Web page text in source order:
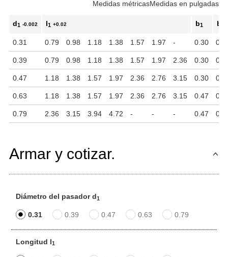
Medidas métricasMedidas en pulgadas
d1 -0.002 l1 +0.02 b1 b
0.31 0.79 0.98 1.18 1.38 1.57 1.97 - 0.30
0.39 0.79 0.98 1.18 1.38 1.57 1.97 2.36 0.30
0.47 1.18 1.38 1.57 1.97 2.36 2.76 3.15 0.30
0.63 1.18 1.38 1.57 1.97 2.36 2.76 3.15 0.47
0.79 2.36 3.15 3.94 4.72 - - - 0.47
Armar y cotizar.
Diámetro del pasador d1
0.31 0.39 0.47 0.63 0.79
Longitud l1